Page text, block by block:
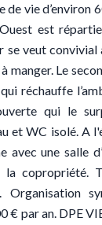
de vie d’environ
est
se veut convivial
manger. Le
réchauffe
qui le
et WC isolé. A
avec une salle
la copropriété.
Organisation
€ par an. DPE